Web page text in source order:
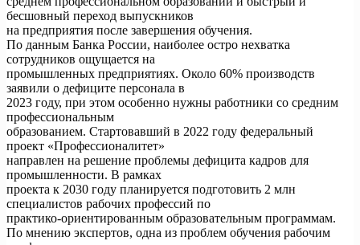
бесшовный переход выпускников
на предприятия после завершения обучения.
По данным Банка России, наиболее остро нехватка
сотрудников ощущается на
промышленных предприятиях. Около 60% производств
заявили о дефиците персонала в
2023 году, при этом особенно нужны работники со средним
профессиональным
образованием. Стартовавший в 2022 году федеральный
проект «Профессионалитет»
направлен на решение проблемы дефицита кадров для
промышленности. В рамках
проекта к 2030 году планируется подготовить 2 млн
специалистов рабочих профессий по
практико-ориентированным образовательным программам.
По мнению экспертов, одна из проблем обучения рабочим